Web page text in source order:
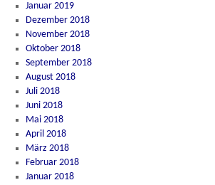
Januar 2019
Dezember 2018
November 2018
Oktober 2018
September 2018
August 2018
Juli 2018
Juni 2018
Mai 2018
April 2018
März 2018
Februar 2018
Januar 2018